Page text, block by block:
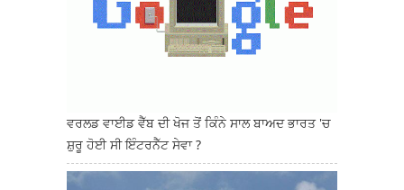
ਵਰਲਡ ਵਾਈਡ ਵੈੱਬ ਦੀ ਖੋਜ ਤੋਂ ਕਿੰਨੇ ਸਾਲ ਬਾਅਦ ਭਾਰਤ 'ਚ
ਸ਼ੁਰੂ ਹੋਈ ਸੀ ਇੰਟਰਨੈੱਟ ਸੇਵਾ ?